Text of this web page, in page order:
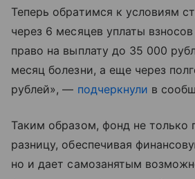
Теперь обратимся к условиям
через 6 месяцев уплаты
право на выплату до 35 000
месяц болезни, а еще через
рублей», — подчеркнули в
Таким образом, фонд не только
разницу, обеспечивая
но и дает самозанятым